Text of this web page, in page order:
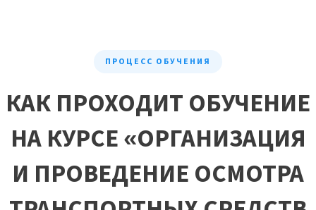
ПРОЦЕСС ОБУЧЕНИЯ
КАК ПРОХОДИТ ОБУЧЕНИЕ
НА КУРСЕ «ОРГАНИЗАЦИЯ
И ПРОВЕДЕНИЕ ОСМОТРА